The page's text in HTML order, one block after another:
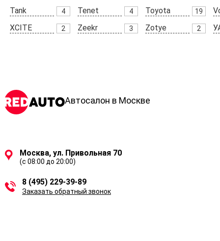
Tank
4 Tenet 4 Toyota 19
XCITE
2 Zeekr 3 Zotye 2
Автосалон в Москве
Москва, ул. Привольная 70
(с 08:00 до 20:00)
8 (495) 229-39-89
Заказать обратный звонок